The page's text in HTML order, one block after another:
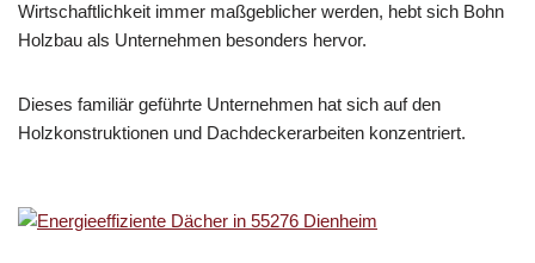
Wirtschaftlichkeit immer maßgeblicher werden, hebt sich Bohn
Holzbau als Unternehmen besonders hervor.
Dieses familiär geführte Unternehmen hat sich auf den
Holzkonstruktionen und Dachdeckerarbeiten konzentriert.